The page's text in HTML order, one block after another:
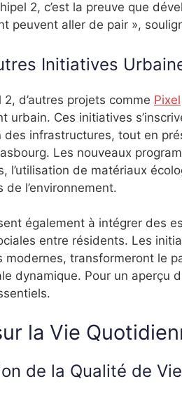
2, c’est la preuve que
peuvent aller de pair »,
Initiatives
d’autres projets comme Pixel
urbain. Ces initiatives
des infrastructures, tout en
Les nouveaux
l’utilisation de matériaux
de l’environnement.
également à intégrer des
entre résidents. Les
modernes, transformeront le
dynamique. Pour un aperçu
la Vie
de la Qualité de